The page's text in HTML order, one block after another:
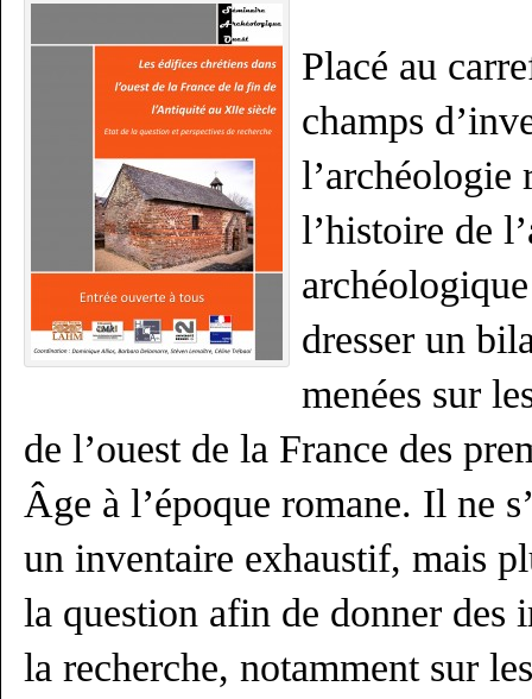
Placé au
champs
l’archéologie
l’histoire de
dresser un
menées sur
de l’ouest de la France des
Âge à l’époque romane. Il ne
un inventaire exhaustif, mais
la question afin de donner des
la recherche, notamment sur